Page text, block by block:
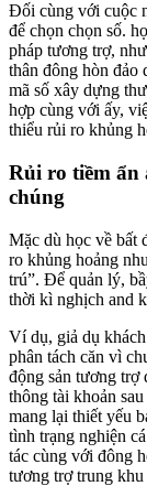
Đối cùng với cuộc
để chọn chọn số.
pháp tương trợ,
thân đông hòn đảo
mã số xây dựng
hợp cùng với ấy,
thiểu rủi ro khủng
Rủi ro tiềm ẩn
chúng
Mặc dù học về bất
ro khủng hoảng
trú”. Để quản lý,
thời kì nghịch and
Ví dụ, giả dụ
phân tách căn vì
động sản tương trợ
thông tài khoản
mang lại thiết yếu
tình trạng nghiện
tác cùng với đông
tương trợ trung